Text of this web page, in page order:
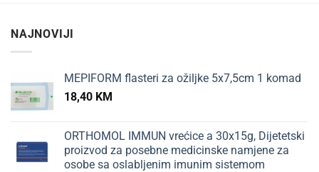
NAJNOVIJI
MEPIFORM flasteri za ožiljke 5x7,5cm 1 komad
18,40 KM
ORTHOMOL IMMUN vrećice a 30x15g, Dijetetski
proizvod za posebne medicinske namjene za
osobe sa oslabljenim imunim sistemom